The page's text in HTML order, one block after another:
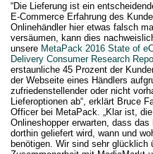
“Die Lieferung ist ein
E-Commerce Erfahrung des
Onlinehändler hier etwas falsch
versäumen, kann dies
unsere MetaPack 2016 State of
Delivery Consumer Research
erstaunliche 45 Prozent der
der Webseite eines Händlers
zufriedenstellender oder nicht
Lieferoptionen ab“, erklärt Bruce
Officer bei MetaPack. „Klar ist,
Onlineshopper erwarten, dass
dorthin geliefert wird, wann und
benötigen. Wir sind sehr glücklich